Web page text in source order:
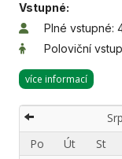
Vstupné:
Plné vstupné:
Poloviční
více informací
Po
Út St